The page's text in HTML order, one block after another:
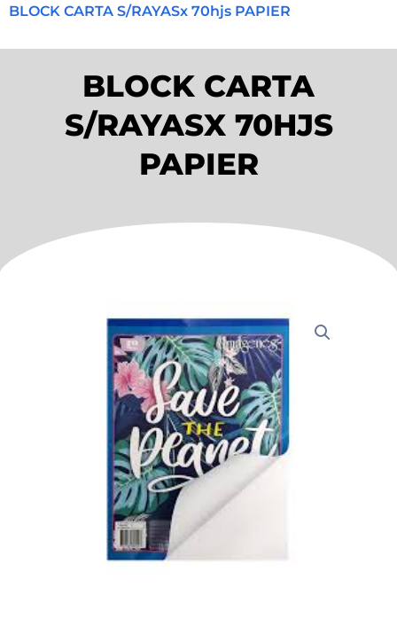
BLOCK CARTA S/RAYASx 70hjs PAPIER
BLOCK CARTA
S/RAYASX 70HJS
PAPIER